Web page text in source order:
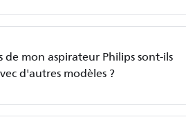
de mon aspirateur Philips sont-ils
d'autres modèles ?